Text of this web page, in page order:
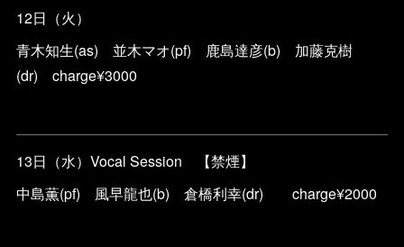
12日（火）
青木知生(as) 並木マオ(pf) 鹿島達彦(b) 加藤克樹
(dr) charge¥3000
13日（水）Vocal Session 【禁煙】
中島薫(pf) 風早龍也(b) 倉橋利幸(dr) charge¥2000